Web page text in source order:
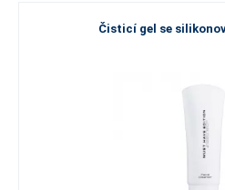
Čisticí gel se